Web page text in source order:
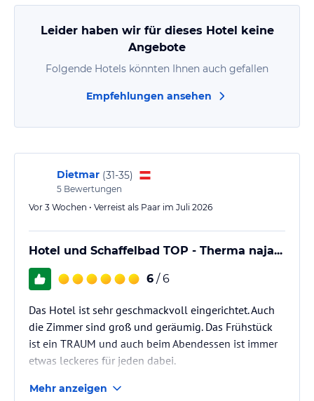
Leider haben wir für dieses Hotel keine
Angebote
Folgende Hotels könnten Ihnen auch gefallen
Empfehlungen ansehen
Dietmar (31-35)
5 Bewertungen
Vor 3 Wochen • Verreist als Paar im Juli 2026
Hotel und Schaffelbad TOP - Therma naja...
6 / 6
Das Hotel ist sehr geschmackvoll eingerichtet. Auch
die Zimmer sind groß und geräumig. Das Frühstück
ist ein TRAUM und auch beim Abendessen ist immer
etwas leckeres für jeden dabei.
Mehr anzeigen